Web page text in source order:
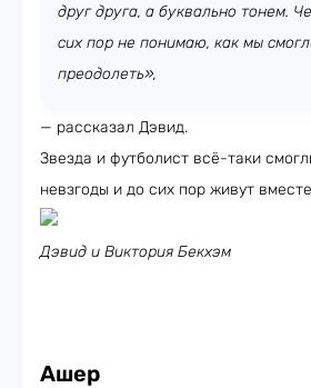
друг друга, а буквально тонем.
сих пор не понимаю, как мы
преодолеть»,
— рассказал Дэвид.
Звезда и футболист всё-таки
невзгоды и до сих пор живут
Дэвид и Виктория Бекхэм
Ашер